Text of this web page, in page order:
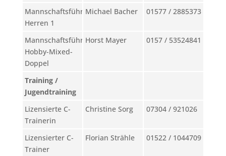
Mannschaftsführer
Herren 1
Michael Bacher 01577 / 2885373
Mannschaftsführer
Hobby-Mixed-
Doppel
Horst Mayer 0157 / 53524841
Training /
Jugendtraining
Lizensierte C-
Trainerin
Christine Sorg 07304 / 921026
Lizensierter C-
Trainer
Florian Strähle 01522 / 1044709